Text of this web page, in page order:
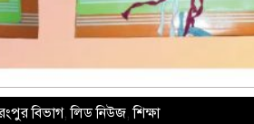
বিভাগ,লিড নিউজ,শিক্ষা